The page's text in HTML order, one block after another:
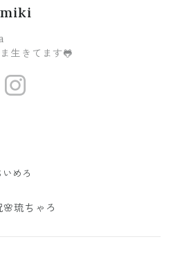
miki
生きてます🐸
いめろ
🌸琉ちゃろ